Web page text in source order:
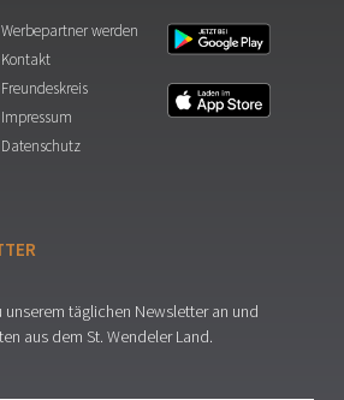
Werbepartner werden
Kontakt
Freundeskreis
Impressum
Datenschutz
täglichen Newsletter an und
aus dem St. Wendeler Land.